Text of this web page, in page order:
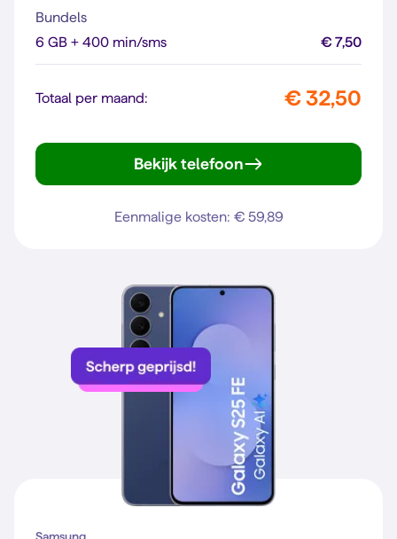
Bundels
6 GB + 400 min/sms
€ 7,50
Totaal per maand: € 32,50
Bekijk telefoon
Eenmalige kosten: € 59,89